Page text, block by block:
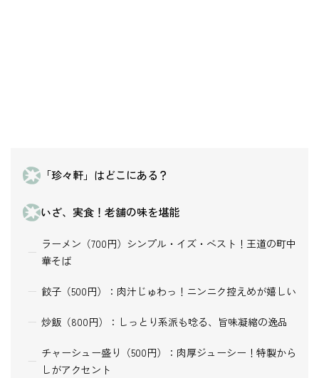
「珍々軒」はどこにある？
いざ、実食！老舗の味を堪能
ラーメン（700円）シンプル・イズ・ベスト！王道の町中
華そば
餃子（500円）：肉汁じゅわっ！ニンニク控えめが嬉しい
炒飯（800円）：しっとり系派も唸る、旨味凝縮の逸品
チャーシュー盛り（500円）：肉厚ジューシー！特製から
しがアクセント